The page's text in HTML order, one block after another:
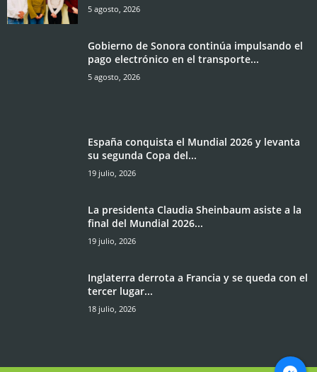
5 agosto, 2026
Gobierno de Sonora continúa impulsando el
pago electrónico en el transporte...
5 agosto, 2026
España conquista el Mundial 2026 y levanta
su segunda Copa del...
19 julio, 2026
La presidenta Claudia Sheinbaum asiste a la
final del Mundial 2026...
19 julio, 2026
Inglaterra derrota a Francia y se queda con el
tercer lugar...
18 julio, 2026